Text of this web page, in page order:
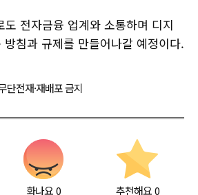
도 전자금융 업계와 소통하며 디지
침과 규제를 만들어나갈 예정이다.
전재·재배포 금지
화나요0 추천해요 0